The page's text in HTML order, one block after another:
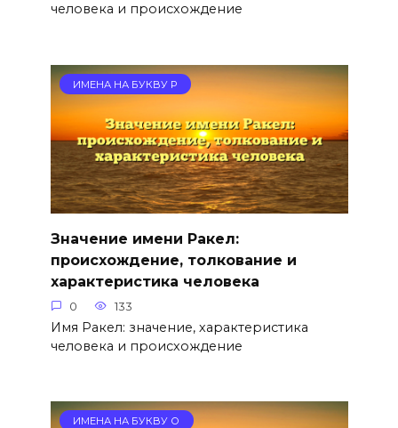
человека и происхождение
ИМЕНА НА БУКВУ Р
Значение имени Ракел:
происхождение, толкование и
характеристика человека
0 133
Имя Ракел: значение, характеристика
человека и происхождение
ИМЕНА НА БУКВУ О